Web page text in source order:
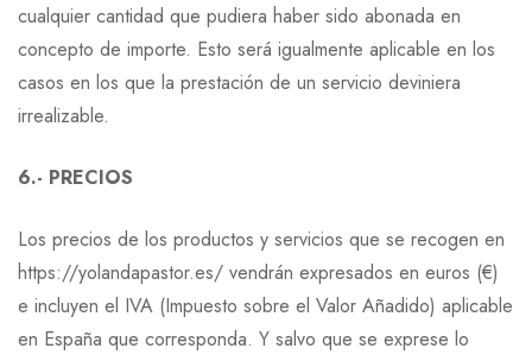
cualquier cantidad que pudiera haber sido abonada en
concepto de importe. Esto será igualmente aplicable en los
casos en los que la prestación de un servicio deviniera
irrealizable.
6.- PRECIOS
Los precios de los productos y servicios que se recogen en
https://yolandapastor.es/ vendrán expresados en euros (€)
e incluyen el IVA (Impuesto sobre el Valor Añadido) aplicable
en España que corresponda. Y salvo que se exprese lo